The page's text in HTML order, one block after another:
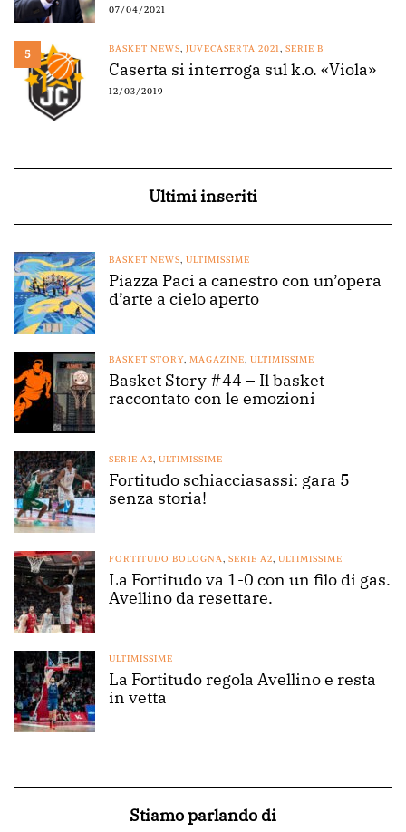
07/04/2021
5 BASKET NEWS, JUVECASERTA 2021, SERIE B
Caserta si interroga sul k.o. «Viola»
12/03/2019
Ultimi inseriti
BASKET NEWS, ULTIMISSIME
Piazza Paci a canestro con un’opera
d’arte a cielo aperto
BASKET STORY, MAGAZINE, ULTIMISSIME
Basket Story #44 – Il basket
raccontato con le emozioni
SERIE A2, ULTIMISSIME
Fortitudo schiacciasassi: gara 5
senza storia!
FORTITUDO BOLOGNA, SERIE A2, ULTIMISSIME
La Fortitudo va 1-0 con un filo di gas.
Avellino da resettare.
ULTIMISSIME
La Fortitudo regola Avellino e resta
in vetta
Stiamo parlando di